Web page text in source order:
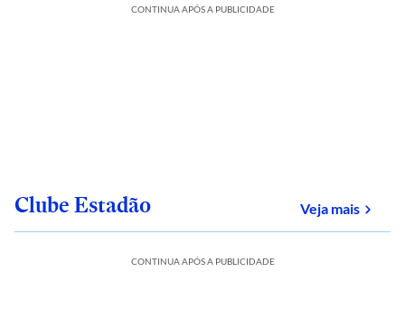
CONTINUA APÓS A PUBLICIDADE
Clube Estadão Veja maissobre
CONTINUA APÓS A PUBLICIDADE